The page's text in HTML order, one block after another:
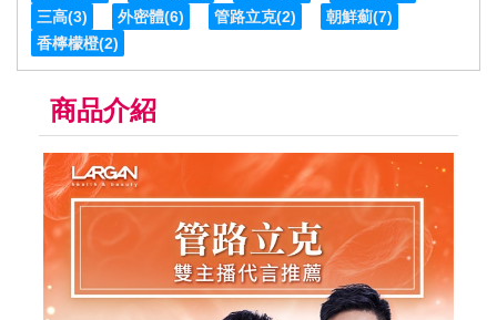
三高(3) 外密體(6) 管路立克(2) 朝鮮薊(7)
香檸檬橙(2)
商品介紹